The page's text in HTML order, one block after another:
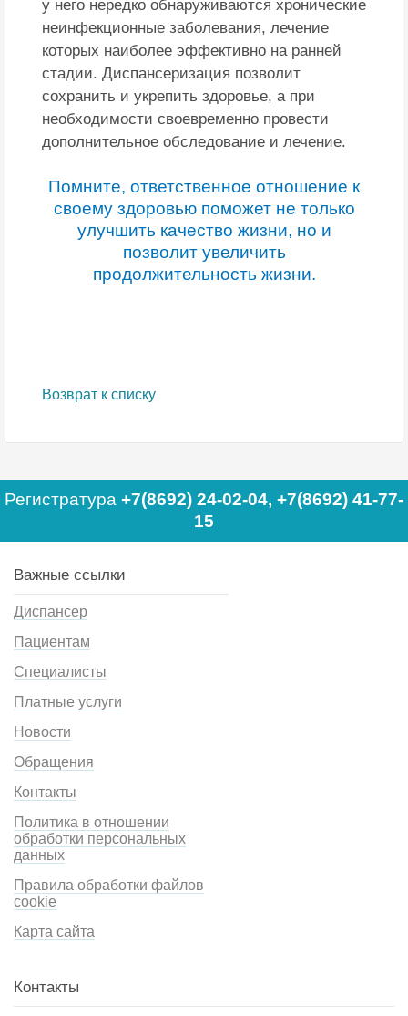
у него нередко обнаруживаются хронические
неинфекционные заболевания, лечение
которых наиболее эффективно на ранней
стадии. Диспансеризация позволит
сохранить и укрепить здоровье, а при
необходимости своевременно провести
дополнительное обследование и лечение.
Помните, ответственное отношение к
своему здоровью поможет не только
улучшить качество жизни, но и
позволит увеличить
продолжительность жизни.
Возврат к списку
Регистратура +7(8692) 24-02-04, +7(8692) 41-77-
15
Важные ссылки
Диспансер
Пациентам
Специалисты
Платные услуги
Новости
Обращения
Контакты
Политика в отношении
обработки персональных
данных
Правила обработки файлов
cookie
Карта сайта
Контакты